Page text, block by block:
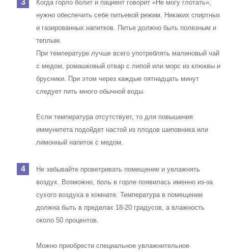
Когда горло болит и пациент говорит «Не могу глотать»,
нужно обеспечить себе питьевой режим. Никаких спиртных
и газированных напитков. Питье должно быть полезным и
теплым.
При температуре лучше всего употреблять малиновый чай
с медом, ромашковый отвар с липой или морс из клюквы и
брусники. При этом через каждые пятнадцать минут
следует пить много обычной воды.
Если температура отсутствует, то для повышения
иммунитета подойдет настой из плодов шиповника или
лимонный напиток с медом.
Не забывайте проветривать помещение и увлажнять
воздух. Возможно, боль в горле появилась именно из-за
сухого воздуха в комнате. Температура в помещении
должна быть в пределах 18-20 градусов, а влажность
около 50 процентов.
Можно приобрести специальное увлажнительное